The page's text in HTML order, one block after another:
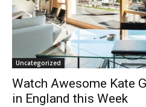
Uncategorized
Watch Awesome Kate
in England this Week